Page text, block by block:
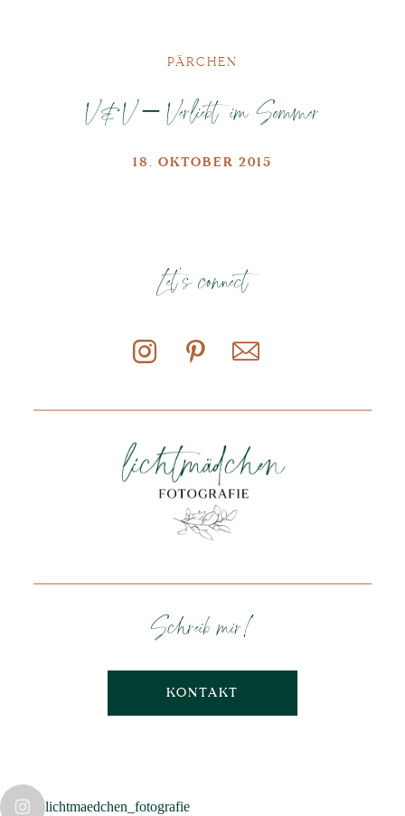
PÄRCHEN
V&V – Verliebt im Sommer
18. OKTOBER 2015
Schreib mir!
Let's connect
KONTAKT
lichtmaedchen_fotografie